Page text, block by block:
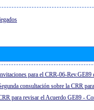
para el CRR-06-Rev.GE89
consultación sobre la CRR
para revisar el Acuerdo GE89 -